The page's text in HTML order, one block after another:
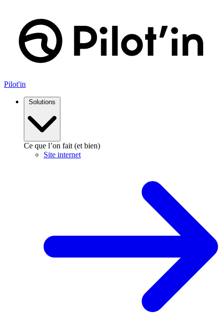
contenu
Pilot'in
Solutions
Ce que l’on fait (et bien)
Site internet